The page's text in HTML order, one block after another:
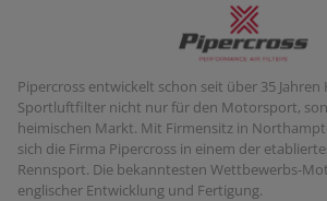
Pipercross entwickelt schon seit über 35
Sportluftfilter nicht nur für den Motorsport,
heimischen Markt. Mit Firmensitz in
sich die Firma Pipercross in einem der
Rennsport. Die bekanntesten Wettbewerbs-
englischer Entwicklung und Fertigung.